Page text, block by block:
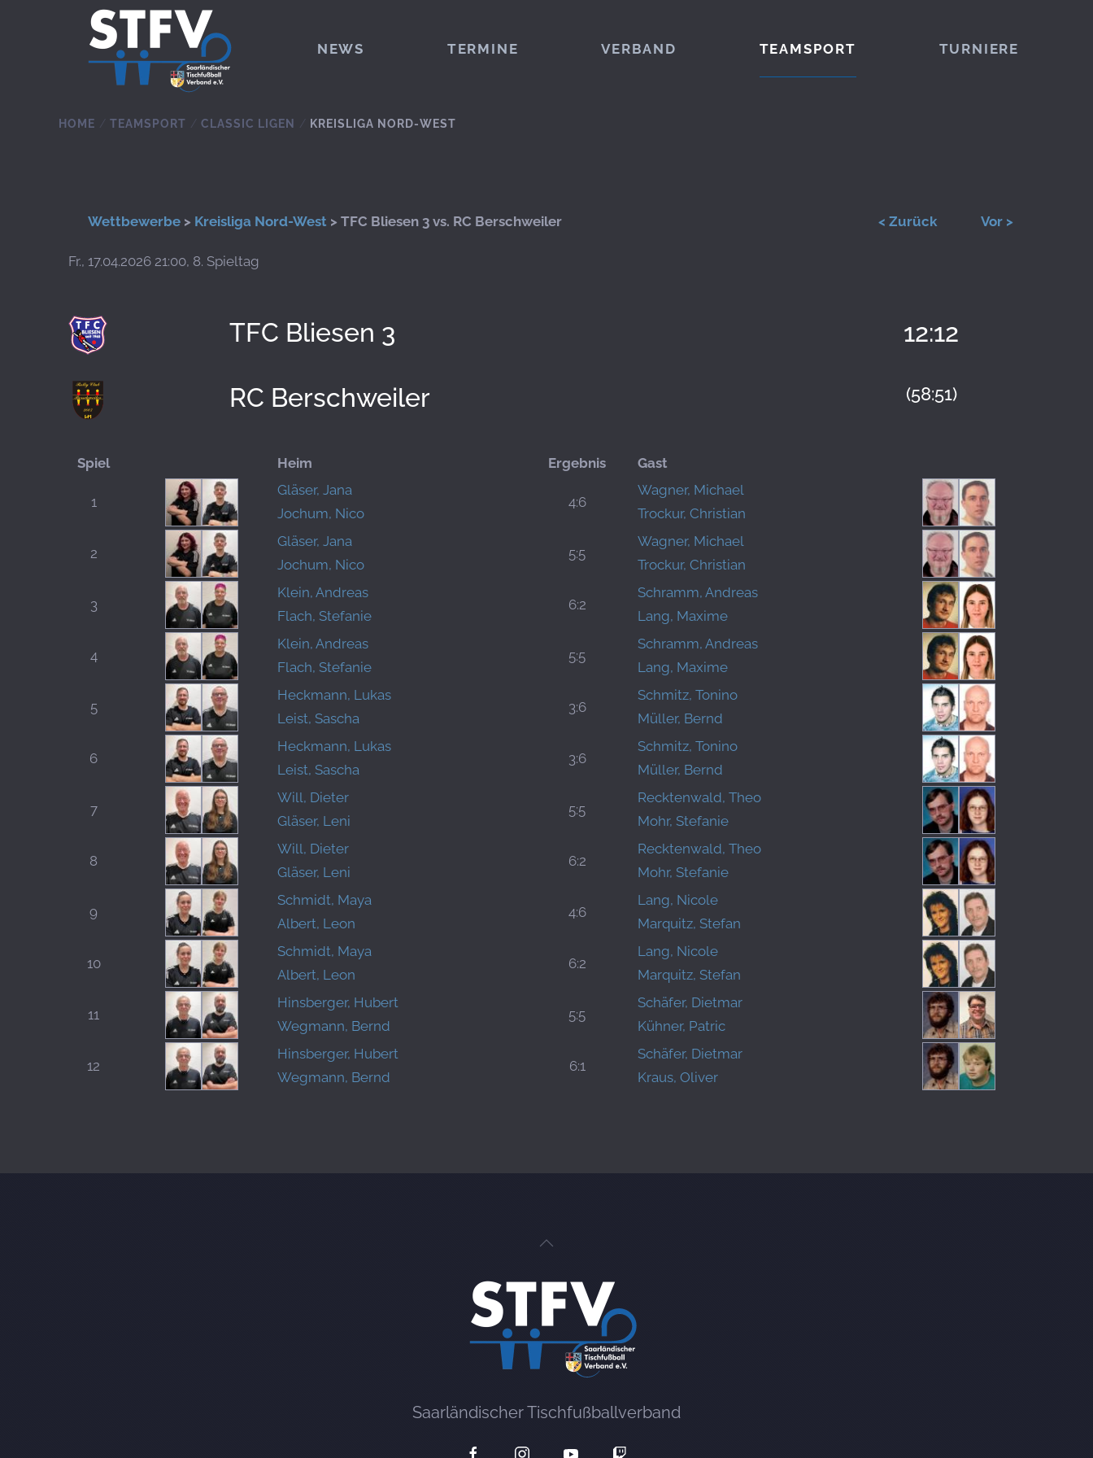
Zum Hauptinhalt springen
NEWS TERMINE VERBAND TEAMSPORT TURNIERE
HOME TEAMSPORT CLASSIC LIGEN KREISLIGA NORD-WEST
Wettbewerbe > Kreisliga Nord-West > TFC Bliesen 3 vs. RC Berschweiler < Zurück Vor >
Fr., 17.04.2026 21:00, 8. Spieltag
TFC Bliesen 3 12:12
(58:51)
RC Berschweiler
Spiel Heim Ergebnis Gast
1
Gläser, Jana
Jochum, Nico
4:6
Wagner, Michael
Trockur, Christian
2
Gläser, Jana
Jochum, Nico
5:5
Wagner, Michael
Trockur, Christian
3
Klein, Andreas
Flach, Stefanie
6:2
Schramm, Andreas
Lang, Maxime
4
Klein, Andreas
Flach, Stefanie
5:5
Schramm, Andreas
Lang, Maxime
5
Heckmann, Lukas
Leist, Sascha
3:6
Schmitz, Tonino
Müller, Bernd
6
Heckmann, Lukas
Leist, Sascha
3:6
Schmitz, Tonino
Müller, Bernd
7
Will, Dieter
Gläser, Leni
5:5
Recktenwald, Theo
Mohr, Stefanie
8
Will, Dieter
Gläser, Leni
6:2
Recktenwald, Theo
Mohr, Stefanie
9
Schmidt, Maya
Albert, Leon
4:6
Lang, Nicole
Marquitz, Stefan
10
Schmidt, Maya
Albert, Leon
6:2
Lang, Nicole
Marquitz, Stefan
11
Hinsberger, Hubert
Wegmann, Bernd
5:5
Schäfer, Dietmar
Kühner, Patric
12
Hinsberger, Hubert
Wegmann, Bernd
6:1
Schäfer, Dietmar
Kraus, Oliver
Saarländischer Tischfußballverband